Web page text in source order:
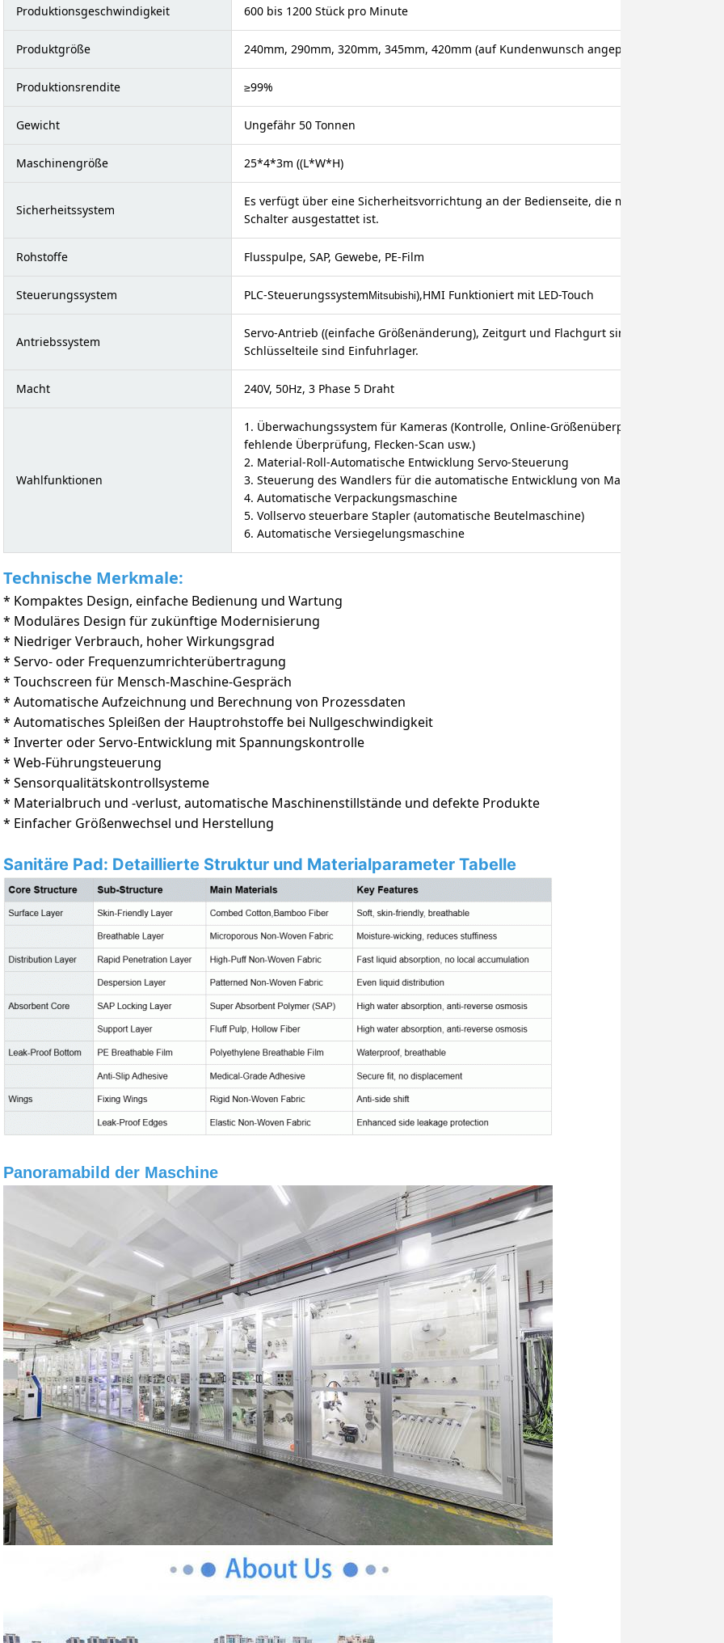
Produktionsgeschwindigkeit 600 bis 1200 Stück pro Minute
Produktgröße 240mm, 290mm, 320mm, 345mm, 420mm (auf Kundenwunsch angepasst)
Produktionsrendite ≥99%
Gewicht Ungefähr 50 Tonnen
Maschinengröße 25*4*3m ((L*W*H)
Sicherheitssystem
Es verfügt über eine Sicherheitsvorrichtung an der Bedienseite, die mit einem
Schalter ausgestattet ist.
Rohstoffe Flusspulpe, SAP, Gewebe, PE-Film
Steuerungssystem PLC-Steuerungssystem Mitsubishi),HMI Funktioniert mit LED-Touch
Antriebssystem
Servo-Antrieb ((einfache Größenänderung), Zeitgurt und Flachgurt sind
Schlüsselteile sind Einfuhrlager.
Macht 240V, 50Hz, 3 Phase 5 Draht
Wahlfunktionen
1. Überwachungssystem für Kameras (Kontrolle, Online-Größenüberprüfung,
fehlende Überprüfung, Flecken-Scan usw.)
2. Material-Roll-Automatische Entwicklung Servo-Steuerung
3. Steuerung des Wandlers für die automatische Entwicklung von Materialrollen
4. Automatische Verpackungsmaschine
5. Vollservo steuerbare Stapler (automatische Beutelmaschine)
6. Automatische Versiegelungsmaschine
Technische Merkmale:
* Kompaktes Design, einfache Bedienung und Wartung
* Moduläres Design für zukünftige Modernisierung
* Niedriger Verbrauch, hoher Wirkungsgrad
* Servo- oder Frequenzumrichterübertragung
* Touchscreen für Mensch-Maschine-Gespräch
* Automatische Aufzeichnung und Berechnung von Prozessdaten
* Automatisches Spleißen der Hauptrohstoffe bei Nullgeschwindigkeit
* Inverter oder Servo-Entwicklung mit Spannungskontrolle
* Web-Führungsteuerung
* Sensorqualitätskontrollsysteme
* Materialbruch und -verlust, automatische Maschinenstillstände und defekte Produkte
* Einfacher Größenwechsel und Herstellung
Sanitäre Pad: Detaillierte Struktur und Materialparameter Tabelle
Panoramabild der Maschine